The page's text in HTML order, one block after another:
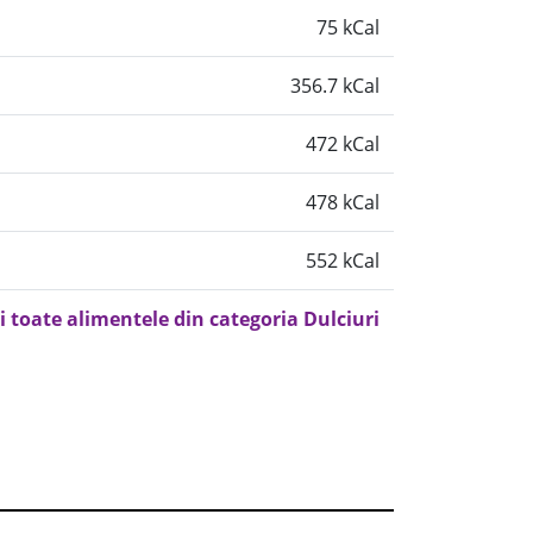
75 kCal
356.7 kCal
472 kCal
478 kCal
552 kCal
toate alimentele din categoria Dulciuri